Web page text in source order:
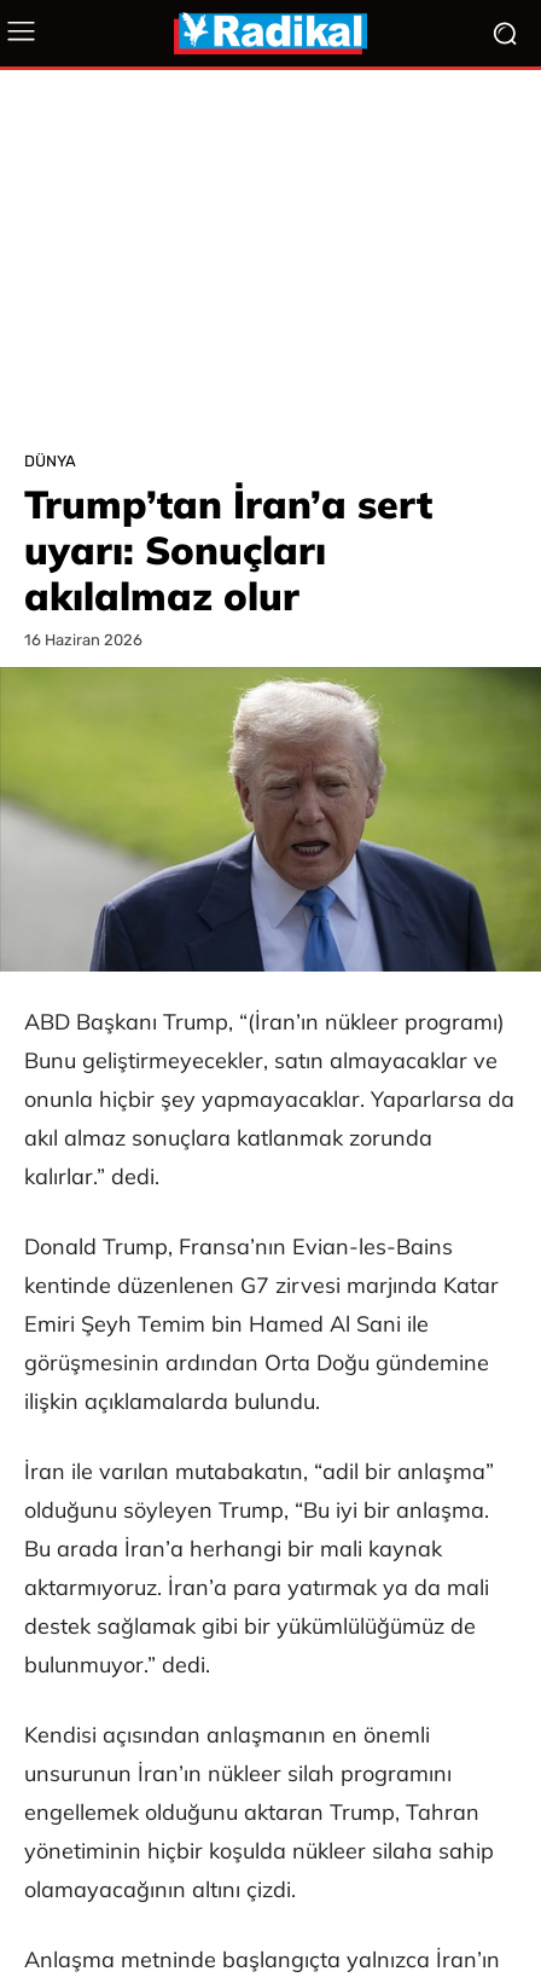
DÜNYA
Trump’tan İran’a sert
uyarı: Sonuçları
akılalmaz olur
16 Haziran 2026
ABD Başkanı Trump, “(İran’ın nükleer programı)
Bunu geliştirmeyecekler, satın almayacaklar ve
onunla hiçbir şey yapmayacaklar. Yaparlarsa da
akıl almaz sonuçlara katlanmak zorunda
kalırlar.” dedi.
Donald Trump, Fransa’nın Evian-les-Bains
kentinde düzenlenen G7 zirvesi marjında Katar
Emiri Şeyh Temim bin Hamed Al Sani ile
görüşmesinin ardından Orta Doğu gündemine
ilişkin açıklamalarda bulundu.
İran ile varılan mutabakatın, “adil bir anlaşma”
olduğunu söyleyen Trump, “Bu iyi bir anlaşma.
Bu arada İran’a herhangi bir mali kaynak
aktarmıyoruz. İran’a para yatırmak ya da mali
destek sağlamak gibi bir yükümlülüğümüz de
bulunmuyor.” dedi.
Kendisi açısından anlaşmanın en önemli
unsurunun İran’ın nükleer silah programını
engellemek olduğunu aktaran Trump, Tahran
yönetiminin hiçbir koşulda nükleer silaha sahip
olamayacağının altını çizdi.
Anlaşma metninde başlangıçta yalnızca İran’ın